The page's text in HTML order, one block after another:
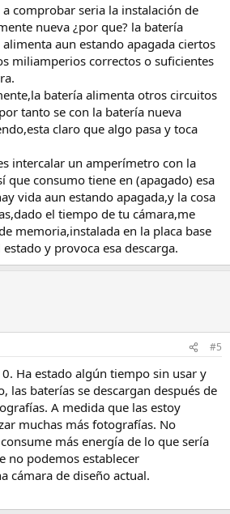
comprobar seria la instalación de
nueva ¿por que? la batería
aun estando apagada ciertos
miliamperios correctos o suficientes
batería alimenta otros circuitos
tanto se con la batería nueva
claro que algo pasa y toca
intercalar un amperímetro con la
que consumo tiene en (apagado) esa
vida aun estando apagada,y la cosa
el tiempo de tu cámara,me
memoria,instalada en la placa base
y provoca esa descarga.
#5
Ha estado algún tiempo sin usar y
las baterías se descargan después de
A medida que las estoy
muchas más fotografías. No
más energía de lo que sería
no podemos establecer
cámara de diseño actual.